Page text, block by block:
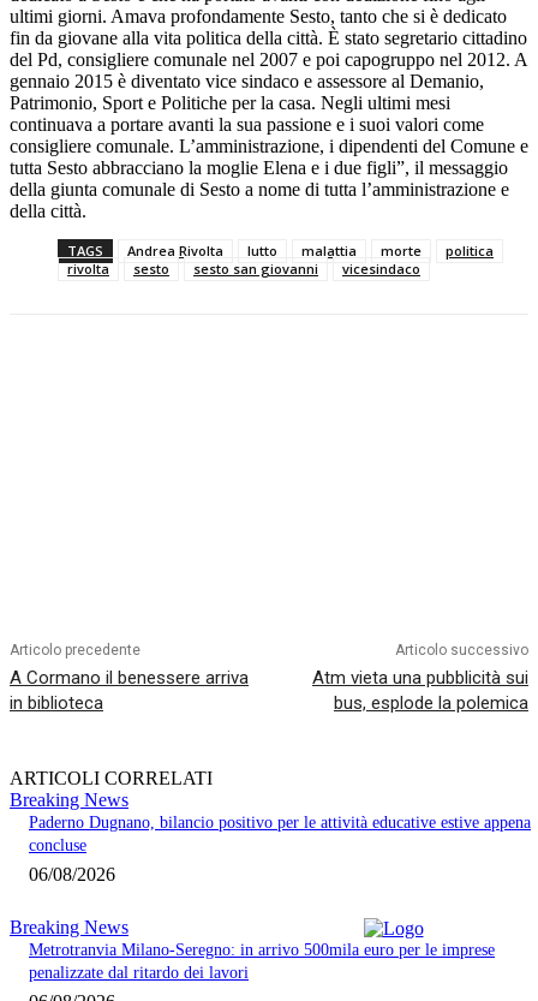
ultimi giorni. Amava profondamente Sesto, tanto che si è dedicato
fin da giovane alla vita politica della città. È stato segretario cittadino
del Pd, consigliere comunale nel 2007 e poi capogruppo nel 2012. A
gennaio 2015 è diventato vice sindaco e assessore al Demanio,
Patrimonio, Sport e Politiche per la casa. Negli ultimi mesi
continuava a portare avanti la sua passione e i suoi valori come
consigliere comunale. L’amministrazione, i dipendenti del Comune e
tutta Sesto abbracciano la moglie Elena e i due figli”, il messaggio
della giunta comunale di Sesto a nome di tutta l’amministrazione e
della città.
TAGS Andrea Rivolta lutto malattia morte
politica
rivolta
sesto sesto san giovanni vicesindaco
Articolo precedente
A Cormano il benessere arriva
in biblioteca
Articolo successivo
Atm vieta una pubblicità sui
bus, esplode la polemica
ARTICOLI CORRELATI
Breaking News
Paderno Dugnano, bilancio positivo per le attività educative estive appena
concluse
06/08/2026
Breaking News
Metrotranvia Milano-Seregno: in arrivo 500mila euro per le imprese
penalizzate dal ritardo dei lavori